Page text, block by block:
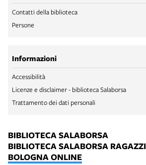
Contatti della biblioteca
Persone
Informazioni
Accessibilità
Licenze e disclaimer - biblioteca Salaborsa
Trattamento dei dati personali
BIBLIOTECA SALABORSA
BIBLIOTECA SALABORSA RAGAZZI
BOLOGNA ONLINE